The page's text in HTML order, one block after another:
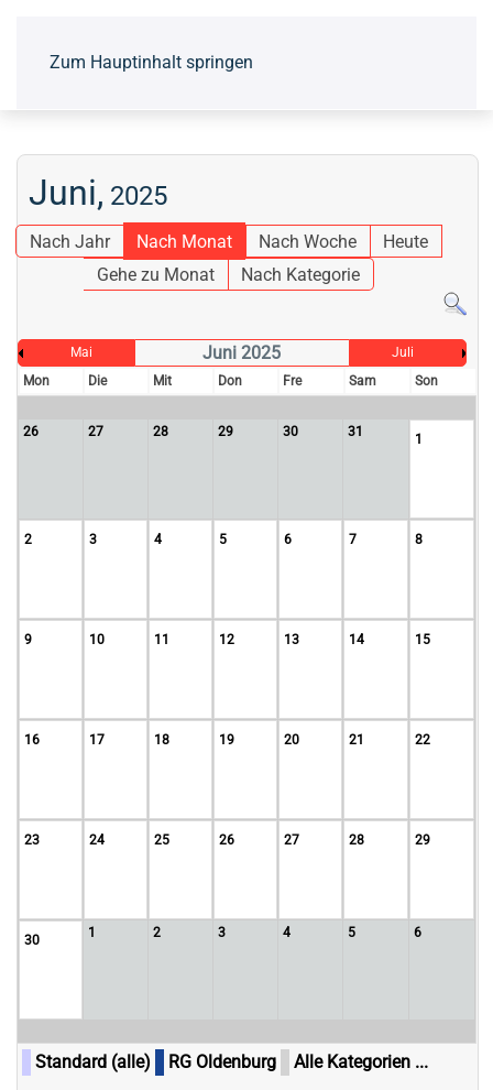
Zum Hauptinhalt springen
Juni, 2025
Nach Jahr Nach Monat Nach Woche
Heute
Gehe zu Monat
Nach Kategorie
Mai Juni 2025
Juli
Mon
Die Mit Don Fre Sam Son
26 27 28 29 30 31 1
2 3 4 5 6 7 8
9 10 11 12 13 14 15
16 17 18 19 20 21 22
23 24 25 26 27 28 29
30 1 2 3 4 5 6
Standard (alle) RG Oldenburg Alle Kategorien ...